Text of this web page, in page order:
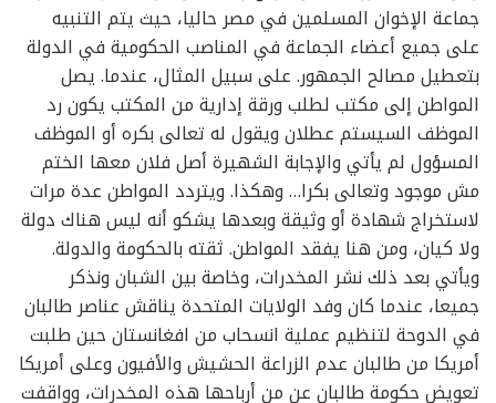
جماعة الإخوان المسلمين في مصر حاليا، حيث يتم التنبيه
على جميع أعضاء الجماعة في المناصب الحكومية في الدولة
بتعطيل مصالح الجمهور. على سبيل المثال، عندما. يصل
المواطن إلى مكتب لطلب ورقة إدارية من المكتب يكون رد
الموظف السيستم عطلان ويقول له تعالى بكره أو الموظف
المسؤول لم يأتي والإجابة الشهيرة أصل فلان معها الختم
مش موجود وتعالى بكرا… وهكذا. ويتردد المواطن عدة مرات
لاستخراج شهادة أو وثيقة وبعدها يشكو أنه ليس هناك دولة
ولا كيان، ومن هنا يفقد المواطن. ثقته بالحكومة والدولة.
ويأتي بعد ذلك نشر المخدرات، وخاصة بين الشبان ونذكر
جميعا، عندما كان وفد الولايات المتحدة يناقش عناصر طالبان
في الدوحة لتنظيم عملية انسحاب من افغانستان حين طلبت
أمريكا من طالبان عدم الزراعة الحشيش والأفيون وعلى أمريكا
تعويض حكومة طالبان عن من أرباحها هذه المخدرات، وواقفت